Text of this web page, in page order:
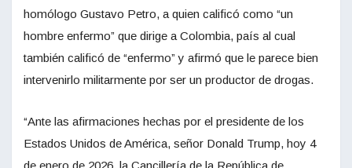
homólogo Gustavo Petro, a quien calificó como “un
hombre enfermo” que dirige a Colombia, país al cual
también calificó de “enfermo” y afirmó que le parece bien
intervenirlo militarmente por ser un productor de drogas.
“Ante las afirmaciones hechas por el presidente de los
Estados Unidos de América, señor Donald Trump, hoy 4